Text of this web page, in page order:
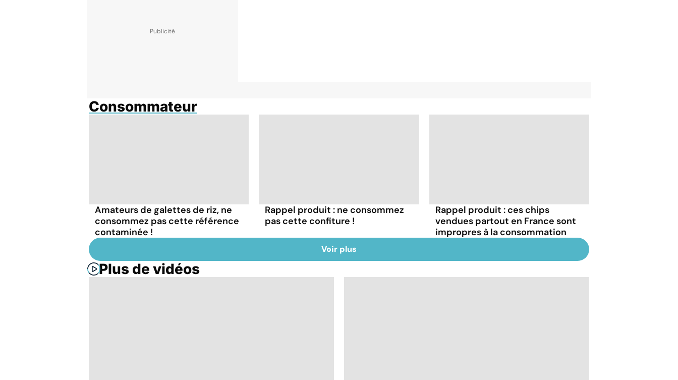
Consommateur
Amateurs de galettes de riz, ne
consommez pas cette référence
contaminée !
Rappel produit : ne consommez
pas cette confiture !
Rappel produit : ces chips
vendues partout en France sont
impropres à la consommation
Voir plus
Plus de vidéos